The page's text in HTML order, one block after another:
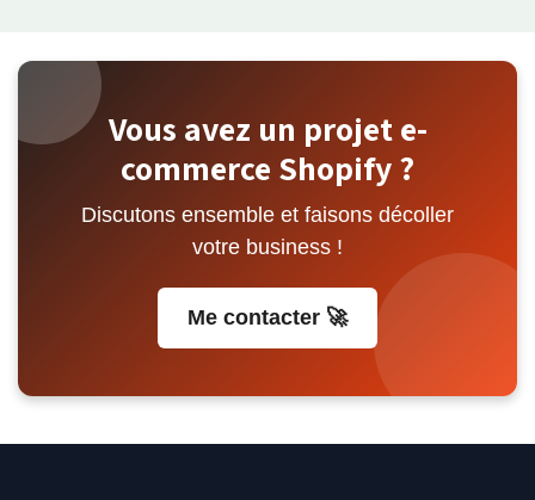
Vous avez un projet e-
commerce Shopify ?
Discutons ensemble et faisons décoller
votre business !
Me contacter 🚀